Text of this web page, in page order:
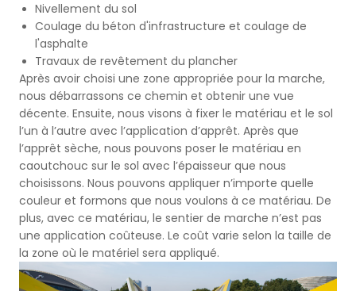
Nivellement du sol
Coulage du béton d'infrastructure et coulage de
l'asphalte
Travaux de revêtement du plancher
Après avoir choisi une zone appropriée pour la marche,
nous débarrassons ce chemin et obtenir une vue
décente. Ensuite, nous visons à fixer le matériau et le sol
l’un à l’autre avec l’application d’apprêt. Après que
l’apprêt sèche, nous pouvons poser le matériau en
caoutchouc sur le sol avec l’épaisseur que nous
choisissons. Nous pouvons appliquer n’importe quelle
couleur et formons que nous voulons à ce matériau. De
plus, avec ce matériau, le sentier de marche n’est pas
une application coûteuse. Le coût varie selon la taille de
la zone où le matériel sera appliqué.